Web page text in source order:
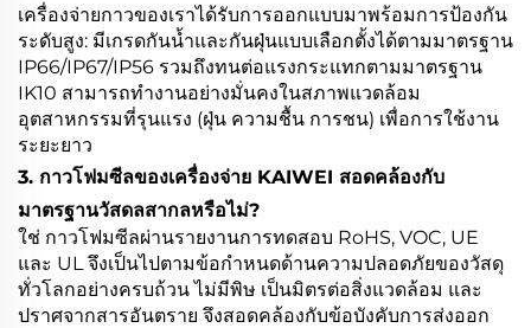
เครื่องจ่ายกาวของเราได้รับการออกแบบมาพร้อมการป้องกัน
ระดับสูง: มีเกรดกันน้ำและกันฝุ่นแบบเลือกตั้งได้ตามมาตรฐาน
IP66/IP67/IP56 รวมถึงทนต่อแรงกระแทกตามมาตรฐาน
IK10 สามารถทำงานอย่างมั่นคงในสภาพแวดล้อม
อุตสาหกรรมที่รุนแรง (ฝุ่น ความชื้น การชน) เพื่อการใช้งาน
ระยะยาว
3. กาวโฟมซีลของเครื่องจ่าย KAIWEI สอดคล้องกับ
มาตรฐานวัสดลสากลหรือไม่?
ใช่ กาวโฟมซีลผ่านรายงานการทดสอบ RoHS, VOC, UE
และ UL จึงเป็นไปตามข้อกำหนดด้านความปลอดภัยของวัสดุ
ทั่วโลกอย่างครบถ้วน ไม่มีพิษ เป็นมิตรต่อสิ่งแวดล้อม และ
ปราศจากสารอันตราย จึงสอดคล้องกับข้อบังคับการส่งออก